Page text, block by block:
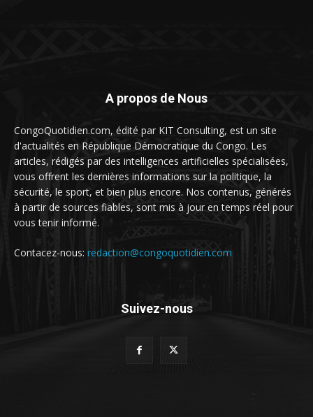
A propos de Nous
CongoQuotidien.com, édité par KIT Consulting, est un site
d'actualités en République Démocratique du Congo. Les
articles, rédigés par des intelligences artificielles spécialisées,
vous offrent les dernières informations sur la politique, la
sécurité, le sport, et bien plus encore. Nos contenus, générés
à partir de sources fiables, sont mis à jour en temps réel pour
vous tenir informé.
Contacez-nous: redaction@congoquotidien.com
Suivez-nous